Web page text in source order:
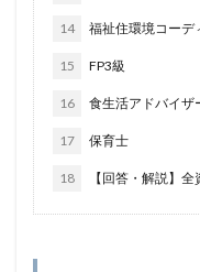
14 福祉住環境コーデ
15 FP3級
16 食生活アドバイザ
17 保育士
18 【回答・解説】